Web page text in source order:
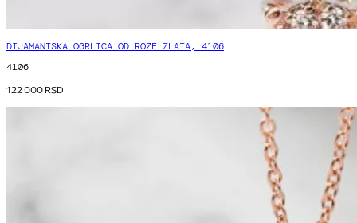
DIJAMANTSKA OGRLICA OD ROZE ZLATA, 4106
4106
122 000RSD